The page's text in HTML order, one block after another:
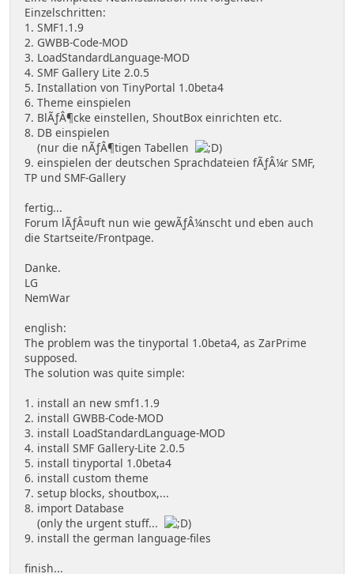
Einzelschritten:
1. SMF1.1.9
2. GWBB-Code-MOD
3. LoadStandardLanguage-MOD
4. SMF Gallery Lite 2.0.5
5. Installation von TinyPortal 1.0beta4
6. Theme einspielen
7. BlÃƒÂ¶cke einstellen, ShoutBox einrichten etc.
8. DB einspielen
(nur die nÃƒÂ¶tigen Tabellen
)
9. einspielen der deutschen Sprachdateien fÃƒÂ¼r SMF,
TP und SMF-Gallery
fertig...
Forum lÃƒÂ¤uft nun wie gewÃƒÂ¼nscht und eben auch
die Startseite/Frontpage.
Danke.
LG
NemWar
english:
The problem was the tinyportal 1.0beta4, as ZarPrime
supposed.
The solution was quite simple:
1. install an new smf1.1.9
2. install GWBB-Code-MOD
3. install LoadStandardLanguage-MOD
4. install SMF Gallery-Lite 2.0.5
5. install tinyportal 1.0beta4
6. install custom theme
7. setup blocks, shoutbox,...
8. import Database
(only the urgent stuff...
)
9. install the german language-files
finish...